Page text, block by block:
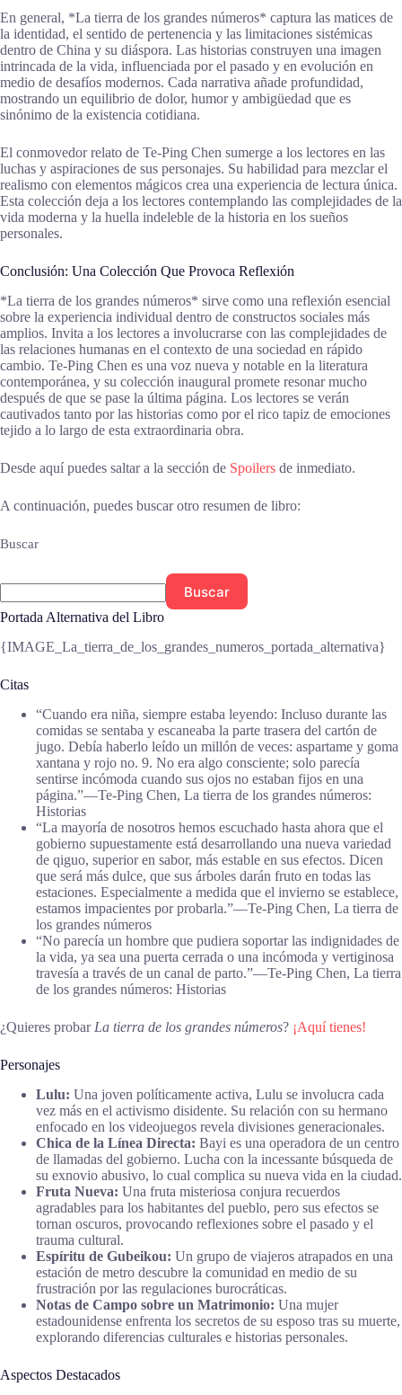
En general, *La tierra de los grandes números* captura las matices de
la identidad, el sentido de pertenencia y las limitaciones sistémicas
dentro de China y su diáspora. Las historias construyen una imagen
intrincada de la vida, influenciada por el pasado y en evolución en
medio de desafíos modernos. Cada narrativa añade profundidad,
mostrando un equilibrio de dolor, humor y ambigüedad que es
sinónimo de la existencia cotidiana.
El conmovedor relato de Te-Ping Chen sumerge a los lectores en las
luchas y aspiraciones de sus personajes. Su habilidad para mezclar el
realismo con elementos mágicos crea una experiencia de lectura única.
Esta colección deja a los lectores contemplando las complejidades de la
vida moderna y la huella indeleble de la historia en los sueños
personales.
Conclusión: Una Colección Que Provoca Reflexión
*La tierra de los grandes números* sirve como una reflexión esencial
sobre la experiencia individual dentro de constructos sociales más
amplios. Invita a los lectores a involucrarse con las complejidades de
las relaciones humanas en el contexto de una sociedad en rápido
cambio. Te-Ping Chen es una voz nueva y notable en la literatura
contemporánea, y su colección inaugural promete resonar mucho
después de que se pase la última página. Los lectores se verán
cautivados tanto por las historias como por el rico tapiz de emociones
tejido a lo largo de esta extraordinaria obra.
Desde aquí puedes saltar a la sección de Spoilers de inmediato.
A continuación, puedes buscar otro resumen de libro:
Buscar
Buscar
Portada Alternativa del Libro
{IMAGE_La_tierra_de_los_grandes_numeros_portada_alternativa}
Citas
“Cuando era niña, siempre estaba leyendo: Incluso durante las
comidas se sentaba y escaneaba la parte trasera del cartón de
jugo. Debía haberlo leído un millón de veces: aspartame y goma
xantana y rojo no. 9. No era algo consciente; solo parecía
sentirse incómoda cuando sus ojos no estaban fijos en una
página.”―Te-Ping Chen, La tierra de los grandes números:
Historias
“La mayoría de nosotros hemos escuchado hasta ahora que el
gobierno supuestamente está desarrollando una nueva variedad
de qiguo, superior en sabor, más estable en sus efectos. Dicen
que será más dulce, que sus árboles darán fruto en todas las
estaciones. Especialmente a medida que el invierno se establece,
estamos impacientes por probarla.”―Te-Ping Chen, La tierra de
los grandes números
“No parecía un hombre que pudiera soportar las indignidades de
la vida, ya sea una puerta cerrada o una incómoda y vertiginosa
travesía a través de un canal de parto.”―Te-Ping Chen, La tierra
de los grandes números: Historias
¿Quieres probar La tierra de los grandes números? ¡Aquí tienes!
Personajes
Lulu: Una joven políticamente activa, Lulu se involucra cada
vez más en el activismo disidente. Su relación con su hermano
enfocado en los videojuegos revela divisiones generacionales.
Chica de la Línea Directa: Bayi es una operadora de un centro
de llamadas del gobierno. Lucha con la incessante búsqueda de
su exnovio abusivo, lo cual complica su nueva vida en la ciudad.
Fruta Nueva: Una fruta misteriosa conjura recuerdos
agradables para los habitantes del pueblo, pero sus efectos se
tornan oscuros, provocando reflexiones sobre el pasado y el
trauma cultural.
Espíritu de Gubeikou: Un grupo de viajeros atrapados en una
estación de metro descubre la comunidad en medio de su
frustración por las regulaciones burocráticas.
Notas de Campo sobre un Matrimonio: Una mujer
estadounidense enfrenta los secretos de su esposo tras su muerte,
explorando diferencias culturales e historias personales.
Aspectos Destacados